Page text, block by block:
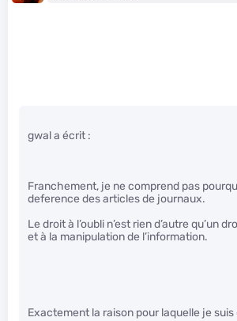
gwal a écrit :
Franchement, je ne comprend pas
deference des articles de journaux.
Le droit à l’oubli n’est rien d’autre qu’un
et à la manipulation de l’information.
Exactement la raison pour laquelle je suis